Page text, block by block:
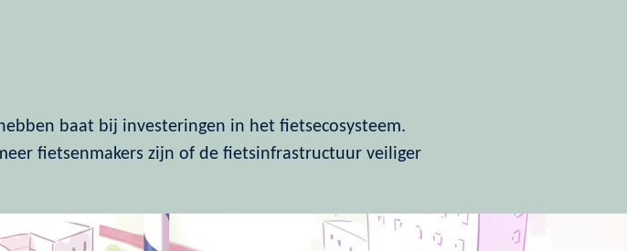
baat bij investeringen in het fietsecosysteem.
fietsenmakers zijn of de fietsinfrastructuur veiliger